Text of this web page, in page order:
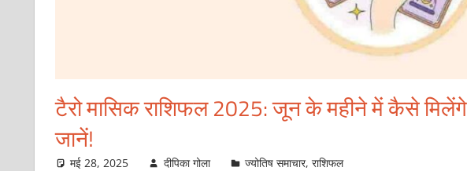
टैरो मासिक राशिफल 2025: जून के महीने में कैसे मिलेंगे
जानें!
मई 28, 2025 दीपिका गोला ज्योतिष समाचार,राशिफल